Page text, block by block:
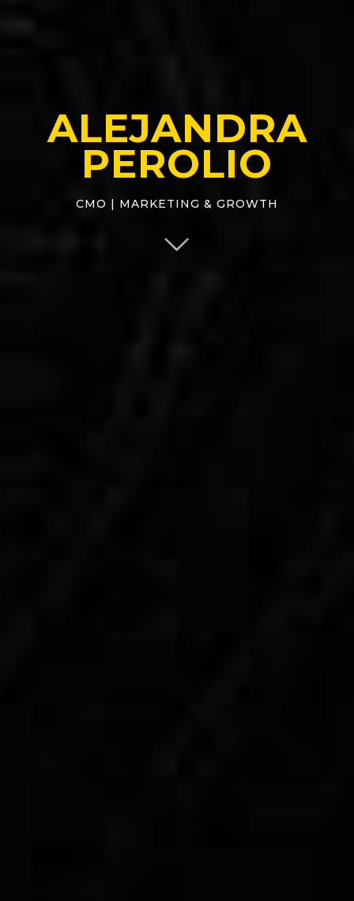
ALEJANDRA
PEROLIO
CMO | MARKETING & GROWTH